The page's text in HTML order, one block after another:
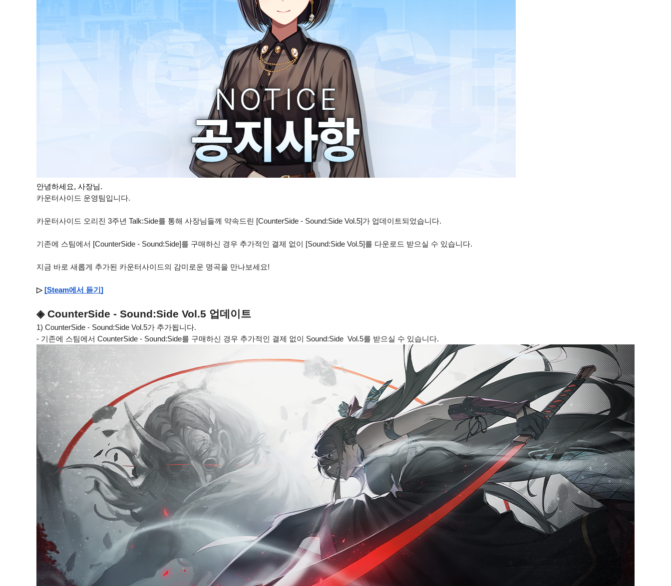
안녕하세요, 사장님.
카운터사이드 운영팀입니다.
카운터사이드 오리진 3주년 Talk:Side를 통해 사장님들께 약속드린 [CounterSide - Sound:Side Vol.5]가 업데이트되었습니다.
기존에 스팀에서 [CounterSide - Sound:Side]를 구매하신 경우 추가적인 결제 없이 [Sound:Side Vol.5]를 다운로드 받으실 수 있습니다.
지금 바로 새롭게 추가된 카운터사이드의 감미로운 명곡을 만나보세요!
▷ [Steam에서 듣기]
◈ CounterSide - Sound:Side Vol.5 업데이트
1) CounterSide - Sound:Side Vol.5가 추가됩니다.
- 기존에 스팀에서 CounterSide - Sound:Side를 구매하신 경우 추가적인 결제 없이 Sound:Side Vol.5를 받으실 수 있습니다.